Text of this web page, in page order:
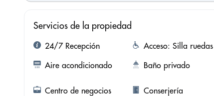
Servicios de la propiedad
24/7 Recepción Acceso: Silla ruedas
Aire acondicionado
Baño privado
Centro de negocios Conserjería